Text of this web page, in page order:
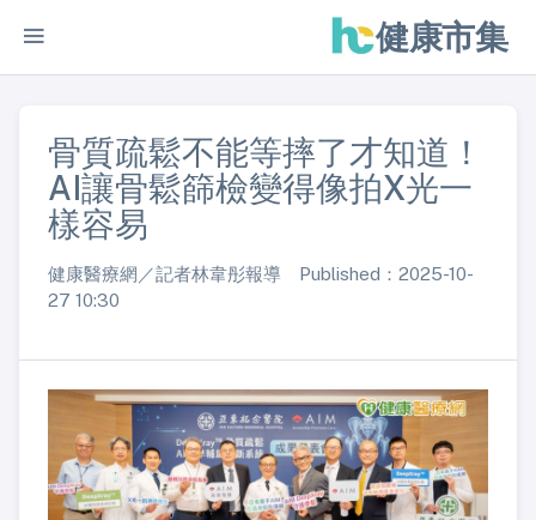
健康市集
骨質疏鬆不能等摔了才知道！
AI讓骨鬆篩檢變得像拍X光一
樣容易
健康醫療網／記者林韋彤報導 Published：2025-10-
27 10:30